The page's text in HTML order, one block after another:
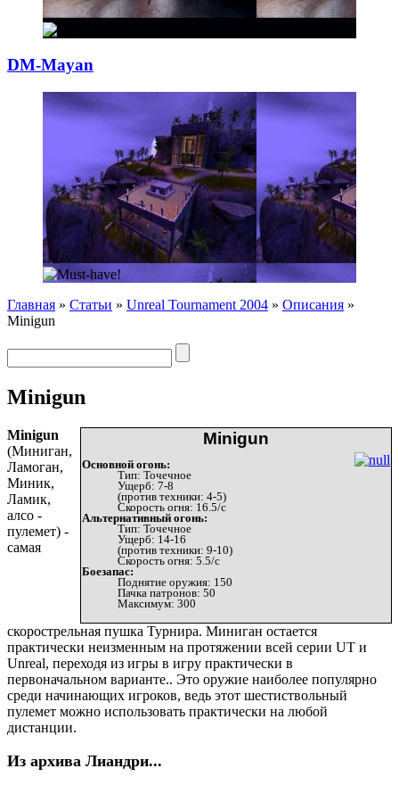
DM-Mayan
Главная » Статьи » Unreal Tournament 2004 » Описания »
Minigun
Minigun
Minigun
Основной огонь:
Тип: Точечное
Ущерб: 7-8
(против техники: 4-5)
Скорость огня: 16.5/с
Альтернативный огонь:
Тип: Точечное
Ущерб: 14-16
(против техники: 9-10)
Скорость огня: 5.5/с
Боезапас:
Поднятие оружия: 150
Пачка патронов: 50
Максимум: 300
Minigun
(Миниган,
Ламоган,
Миник,
Ламик,
алсо -
пулемет) -
самая
скорострельная пушка Турнира. Миниган остается
практически неизменным на протяжении всей серии UT и
Unreal, переходя из игры в игру практически в
первоначальном варианте.. Это оружие наиболее популярно
среди начинающих игроков, ведь этот шестиствольный
пулемет можно использовать практически на любой
дистанции.
Из архива Лиандри...